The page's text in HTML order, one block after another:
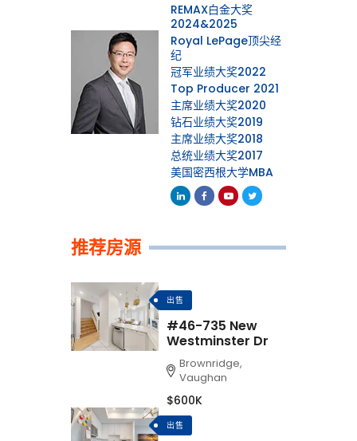
REMAX白金大奖
2024&2025
Royal LePage顶尖经
纪
冠军业绩大奖2022
Top Producer 2021
主席业绩大奖2020
钻石业绩大奖2019
主席业绩大奖2018
总统业绩大奖2017
美国密西根大学MBA
推荐房源
出售
#46-735 New
Westminster Dr
Brownridge,
Vaughan
$600K
出售